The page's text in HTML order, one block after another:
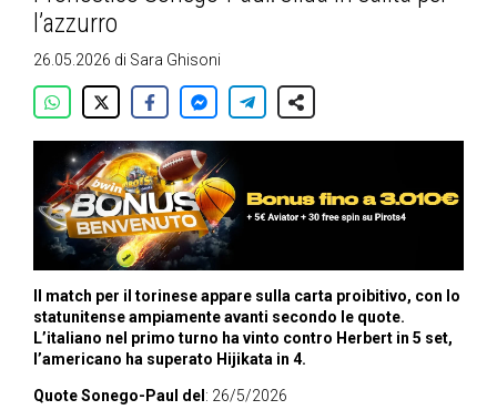
l’azzurro
26.05.2026 di Sara Ghisoni
Il match per il torinese appare sulla carta proibitivo, con lo
statunitense ampiamente avanti secondo le quote.
L’italiano nel primo turno ha vinto contro Herbert in 5 set,
l’americano ha superato Hijikata in 4.
Quote Sonego-Paul del : 26/5/2026